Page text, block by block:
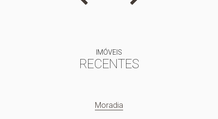
IMÓVEIS
RECENTES
Moradia